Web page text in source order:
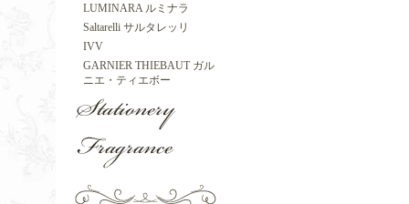
LUMINARA ルミナラ
Saltarelli サルタレッリ
IVV
GARNIER THIEBAUT ガル
ニエ・ティエボー